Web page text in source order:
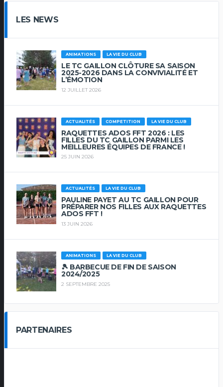
LES NEWS
ANIMATIONS LA VIE DU CLUB
LE TC GAILLON CLÔTURE SA SAISON
2025-2026 DANS LA CONVIVIALITÉ ET
L’ÉMOTION
12 JUILLET 2026
ACTUALITÉS COMPETITION LA VIE DU CLUB
RAQUETTES ADOS FFT 2026 : LES
FILLES DU TC GAILLON PARMI LES
MEILLEURES ÉQUIPES DE FRANCE !
25 JUIN 2026
ACTUALITÉS LA VIE DU CLUB
PAULINE PAYET AU TC GAILLON POUR
PRÉPARER NOS FILLES AUX RAQUETTES
ADOS FFT !
13 JUIN 2026
ANIMATIONS LA VIE DU CLUB
🎾 BARBECUE DE FIN DE SAISON
2024/2025
2 SEPTEMBRE 2025
PARTENAIRES